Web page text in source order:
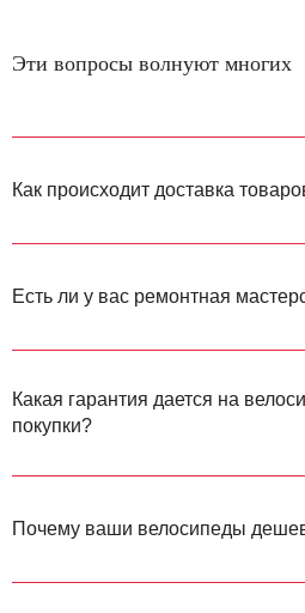
Эти вопросы волнуют многих
Как происходит доставка
Есть ли у вас ремонтная
Какая гарантия дается на
покупки?
Почему ваши велосипеды